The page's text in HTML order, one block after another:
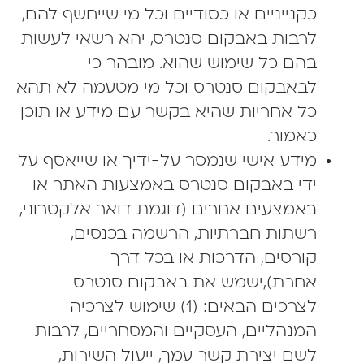
כקנייניים או כסודיים וכל מי שייחשף להם,
לרבות באבקום סנטרס, יהא רשאי לעשות
בהם כל שימוש שהוא. מובהר כי
לבאבקום סנטרס וכל מי מטעמה לא תהא
כל אחריות שהיא בקשר עם מידע או תוכן
כאמור.
מידע אישי שנמסר על-ידיך או שייאסף על
ידי באבקום סנטרס באמצעות האתר או
באמצעים אחרים (דוגמת דואר אלקטרוני,
רשתות חברתיות, הרשמה בכנסים,
קורסים, הדרכות או בכל דרך
אחרת),ישמש את באבקום סנטרס
לצרכים הבאים: (1) שימוש לצרכיה
המנהליים, העסקיים והמסחריים, לרבות
לשם יצירת קשר עמך, ייעול השירות,